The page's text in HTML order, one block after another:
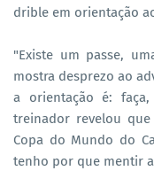
drible em orientação
"Existe um passe,
mostra desprezo ao
a orientação é:
treinador revelou
Copa do Mundo do
tenho por que mentir